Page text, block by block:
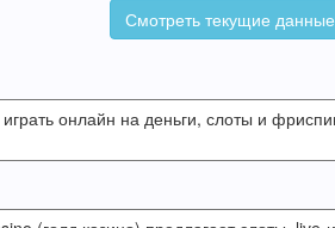
Смотреть текущие данные